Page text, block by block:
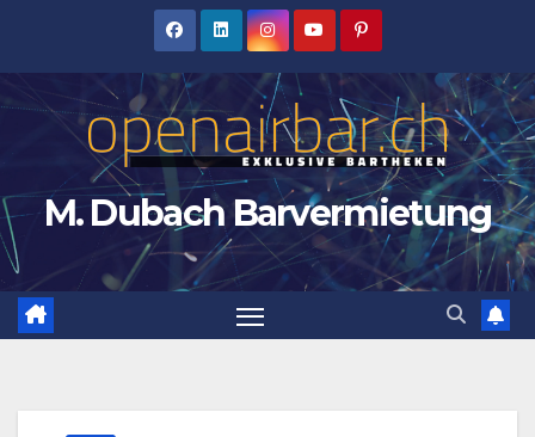
M. Dubach Barvermietung